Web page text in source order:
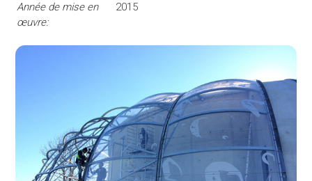
Année de mise en
œuvre:
2015